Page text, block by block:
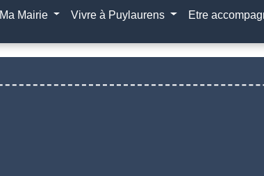
Ma Mairie Vivre à Puylaurens Etre